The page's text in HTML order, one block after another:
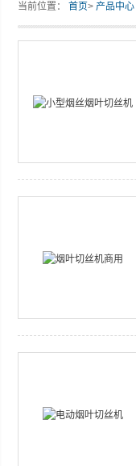
当前位置：首页>产品中心